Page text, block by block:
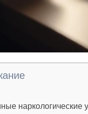
наркологические